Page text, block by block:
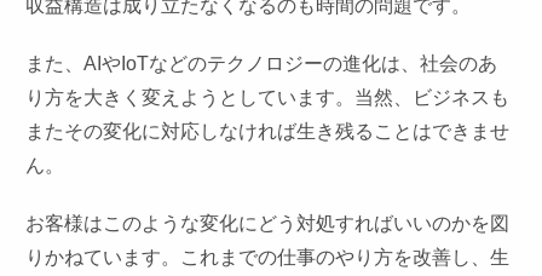
収益構造は成り立たなくなるのも時間の問題です。
また、AIやIoTなどのテクノロジーの進化は、社会のあ
り方を大きく変えようとしています。当然、ビジネスも
またその変化に対応しなければ生き残ることはできませ
ん。
お客様はこのような変化にどう対処すればいいのかを図
りかねています。これまでの仕事のやり方を改善し、生